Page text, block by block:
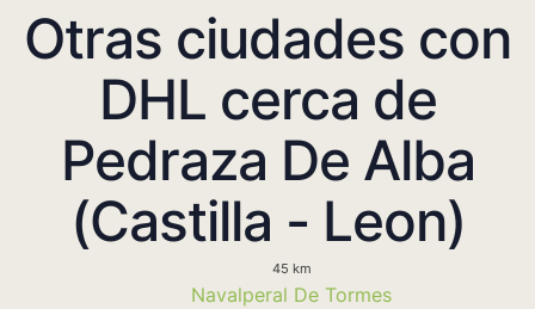
Otras ciudades con
DHL cerca de
Pedraza De Alba
(Castilla - Leon)
45 km
Navalperal De Tormes